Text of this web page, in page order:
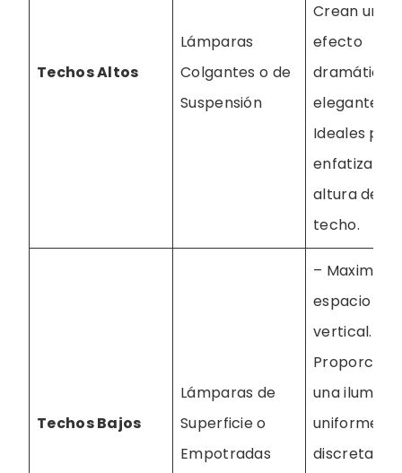
Techos Altos
Lámparas
Colgantes o de
Suspensión
Crean un
efecto
dramático y
elegante. –
Ideales
enfatizar la
altura del
techo.
Techos Bajos
Lámparas de
Superficie o
Empotradas
–
espacio
vertical. –
una
uniforme y
discreta. –